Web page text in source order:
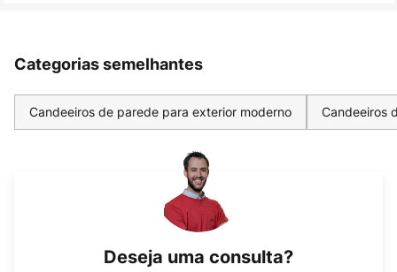
Categorias semelhantes
Candeeiros de parede para exterior moderno Candeeiros
Deseja uma consulta?